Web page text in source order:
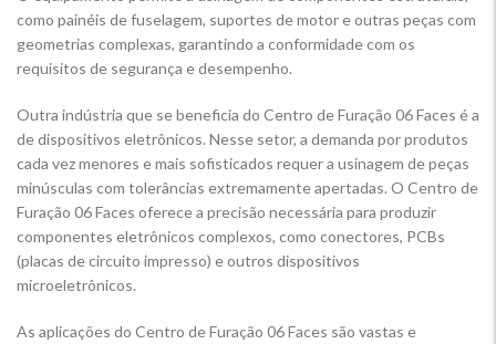
como painéis de fuselagem, suportes de motor e outras peças com
geometrias complexas, garantindo a conformidade com os
requisitos de segurança e desempenho.
Outra indústria que se beneficia do Centro de Furação 06 Faces é a
de dispositivos eletrônicos. Nesse setor, a demanda por produtos
cada vez menores e mais sofisticados requer a usinagem de peças
minúsculas com tolerâncias extremamente apertadas. O Centro de
Furação 06 Faces oferece a precisão necessária para produzir
componentes eletrônicos complexos, como conectores, PCBs
(placas de circuito impresso) e outros dispositivos
microeletrônicos.
As aplicações do Centro de Furação 06 Faces são vastas e